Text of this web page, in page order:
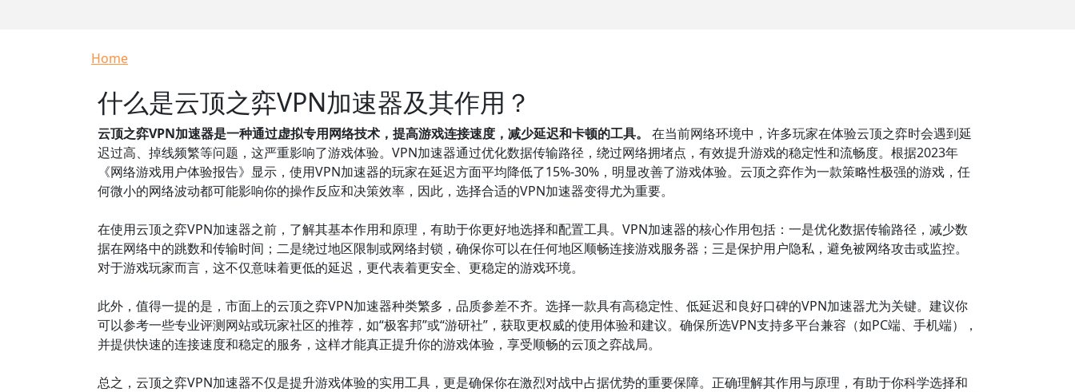
Breadcrumb
Home
什么是云顶之弈VPN加速器及其作用？
云顶之弈VPN加速器是一种通过虚拟专用网络技术，提高游戏连接速度，减少延迟和卡顿的工具。
在当前网络环境中，许多玩家在体验云顶之弈时会遇到延
迟过高、掉线频繁等问题，这严重影响了游戏体验。VPN加速器通过优化数据传输路径，绕过网络拥堵点，有效提升游戏的稳定性和流畅度。根据2023年
《网络游戏用户体验报告》显示，使用VPN加速器的玩家在延迟方面平均降低了15%-30%，明显改善了游戏体验。云顶之弈作为一款策略性极强的游戏，任
何微小的网络波动都可能影响你的操作反应和决策效率，因此，选择合适的VPN加速器变得尤为重要。
在使用云顶之弈VPN加速器之前，了解其基本作用和原理，有助于你更好地选择和配置工具。VPN加速器的核心作用包括：一是优化数据传输路径，减少数
据在网络中的跳数和传输时间；二是绕过地区限制或网络封锁，确保你可以在任何地区顺畅连接游戏服务器；三是保护用户隐私，避免被网络攻击或监控。
对于游戏玩家而言，这不仅意味着更低的延迟，更代表着更安全、更稳定的游戏环境。
此外，值得一提的是，市面上的云顶之弈VPN加速器种类繁多，品质参差不齐。选择一款具有高稳定性、低延迟和良好口碑的VPN加速器尤为关键。建议你
可以参考一些专业评测网站或玩家社区的推荐，如“极客邦”或“游研社”，获取更权威的使用体验和建议。确保所选VPN支持多平台兼容（如PC端、手机端），
并提供快速的连接速度和稳定的服务，这样才能真正提升你的游戏体验，享受顺畅的云顶之弈战局。
总之，云顶之弈VPN加速器不仅是提升游戏体验的实用工具，更是确保你在激烈对战中占据优势的重要保障。正确理解其作用与原理，有助于你科学选择和